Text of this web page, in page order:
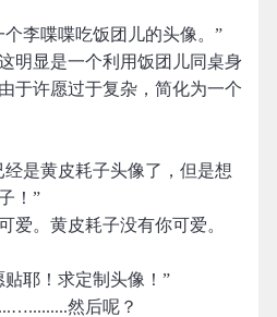
李喋喋吃饭团儿的头像。”
明显是一个利用饭团儿同桌身
于许愿过于复杂，简化为一个
是黄皮耗子头像了，但是想
！”
爱。黄皮耗子没有你可爱。
耶！求定制头像！”
然后呢？